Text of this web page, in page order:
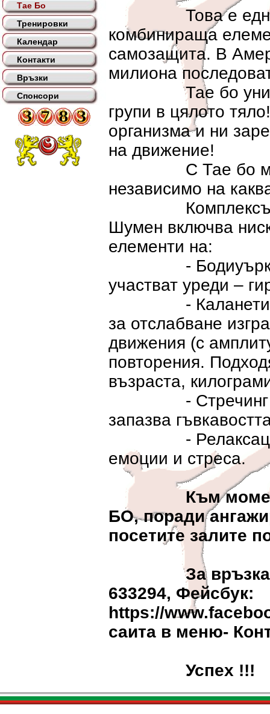
Тае Бо
Тренировки
Календар
Контакти
Връзки
Спонсори
Това е една
комбинираща
самозащита. В
милиона
Тае бо
групи в цялото
организма и ни
на движение!
С Тае бо
независимо на
Комплексът
Шумен включва
елементи на:
- Бодиуърк
участват уреди –
- Каланетика –
за отслабване
движения (с
повторения.
възраста,
- Стречинг –
запазва
- Релаксация –
емоции и стреса.
Към
БО, поради
посетите залите
За връзка -
633294, Фейсбук:
https://
саита в меню-
Успех !!!